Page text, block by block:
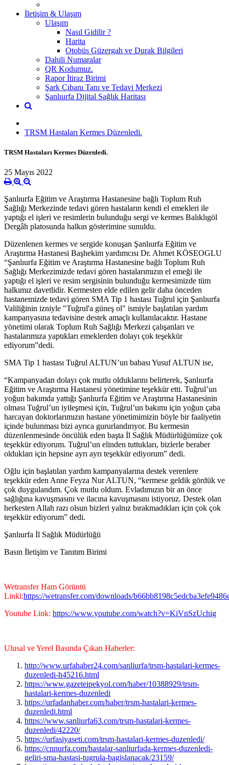
İletişim & Ulaşım
Ulaşım
Nasıl Gidilir ?
Harita
Otobüs Güzergah ve Durak Bilgileri
Dahili Numaralar
QR Kodumuz.
Rapor İtiraz Birimi
Şark Çıbanı Tanı ve Tedavi Merkezi
Şanlıurfa Dijital Sağlık Haritası
TRSM Hastaları Kermes Düzenledi.
TRSM Hastaları Kermes Düzenledi.
25 Mayıs 2022
Şanlıurfa Eğitim ve Araştırma Hastanesine bağlı Toplum Ruh
Sağlığı Merkezinde tedavi gören hastaların kendi el emekleri ile
yaptığı el işleri ve resimlerin bulunduğu sergi ve kermes Balıklıgöl
Dergâh platosunda halkın gösterimine sunuldu.
Düzenlenen kermes ve sergide konuşan Şanlıurfa Eğitim ve
Araştırma Hastanesi Başhekim yardımcısı Dr. Ahmet KÖSEOGLU
“Şanlıurfa Eğitim ve Araştırma Hastanesine bağlı Toplum Ruh
Sağlığı Merkezimizde tedavi gören hastalarımızın el emeği ile
yaptığı el işleri ve resim sergisinin bulunduğu kermesimizde tüm
halkımız davetlidir. Kermesten elde edilen gelir daha önceden
hastanemizde tedavi gören SMA Tip 1 hastası Tuğrul için Şanlıurfa
Valiliğinin izniyle "Tuğrul'a güneş ol" ismiyle başlatılan yardım
kampanyasına tedavisine destek amaçlı kullanılacaktır. Hastane
yönetimi olarak Toplum Ruh Sağlığı Merkezi çalışanları ve
hastalarımıza yaptıkları emeklerden dolayı çok teşekkür
ediyorum”dedi.
SMA Tip 1 hastası Tuğrul ALTUN’un babası Yusuf ALTUN ise,
“Kampanyadan dolayı çok mutlu olduklarını belirterek, Şanlıurfa
Eğitim ve Araştırma Hastanesi yönetimine teşekkür etti. Tuğrul’un
yoğun bakımda yattığı Şanlıurfa Eğitim ve Araştırma Hastanesinin
olması Tuğrul’un iyileşmesi için, Tuğrul’un bakımı için yoğun çaba
harcayan doktorlarımızın hastane yönetimimizin böyle bir faaliyetin
içinde bulunması bizi ayrıca gururlandırıyor. Bu kermesin
düzenlenmesinde öncülük eden başta İl Sağlık Müdürlüğümüze çok
teşekkür ediyorum. Tuğrul’un elinden tuttukları, bizlerle beraber
oldukları için hepsine ayrı ayrı teşekkür ediyorum” dedi.
Oğlu için başlatılan yardım kampanyalarına destek verenlere
teşekkür eden Anne Feyza Nur ALTUN, “kermese geldik gördük ve
çok duygulandım. Çok mutlu oldum. Evladımızın bir an önce
sağlığına kavuşmasını ve ilacına kavuşmasını istiyoruz. Destek olan
herkesten Allah razı olsun bizleri yalnız bırakmadıkları için çok çok
teşekkür ediyorum” dedi.
Şanlıurfa İl Sağlık Müdürlüğü
Basın İletişim ve Tanıtım Birimi
Wetransfer Ham Görüntü
Linki:https://wetransfer.com/downloads/
Youtube Link: https://www.youtube.com/watch?v=KiVnSzUchig
Ulusal ve Yerel Basında Çıkan Haberler:
http://www.urfahaber24.com/sanliurfa/trsm-hastalari-kermes-
duzenledi-h45216.html
https://www.gazeteipekyol.com/haber/10388929/trsm-
hastalari-kermes-duzenledi
https://urfadanhaber.com/haber/trsm-hastalari-kermes-
duzenledi.html
https://www.sanliurfa63.com/trsm-hastalari-kermes-
duzenledi/42220/
https://urfasiyaseti.com/trsm-hastalari-kermes-duzenledi/
https://cnnurfa.com/hastalar-sanliurfada-kermes-duzenledi-
geliri-sma-hastasi-tugrula-bagislanacak/23159/